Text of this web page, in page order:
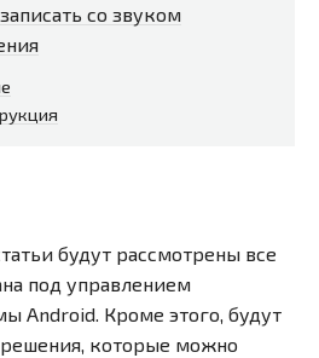
со звуком
будут рассмотрены все
под управлением
Android. Кроме этого, будут
которые можно